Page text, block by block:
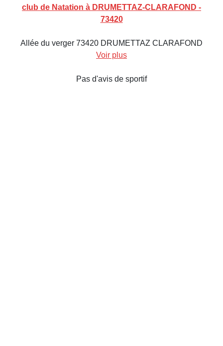
club de Natation à DRUMETTAZ-CLARAFOND -
73420
Allée du verger 73420 DRUMETTAZ CLARAFOND
Voir plus
Pas d'avis de sportif